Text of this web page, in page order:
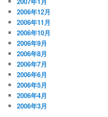
2006年12月
2006年11月
2006年10月
2006年9月
2006年8月
2006年7月
2006年6月
2006年5月
2006年4月
2006年3月